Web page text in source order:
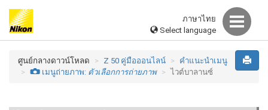
ภาษาไทย
Select language
ศูนย์กลางดาวน์โหลด Z 50 คู่มือออนไลน์ คำแนะนำเมนู
C เมนูถ่ายภาพ: ตัวเลือกการถ่ายภาพ ไวต์บาลานซ์